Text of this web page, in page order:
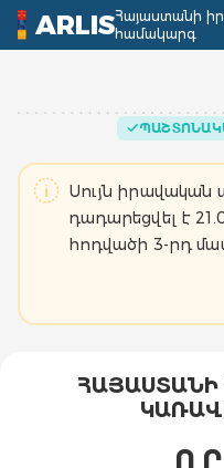
ARLISՀայաստանի
համակարգ
Սույն իրավական
դադարեցվել է
հոդվածի 3-րդ
Ո